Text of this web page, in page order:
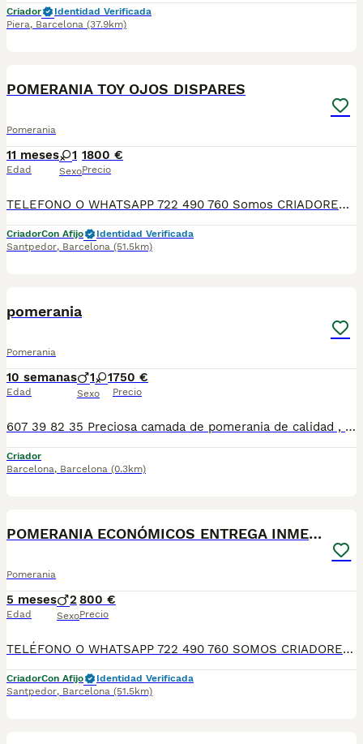
Criador
Identidad Verificada
Piera, Barcelona (37.9km)
POMERANIA TOY OJOS DISPARES
Pomerania
11 meses
Edad
1
Sexo
1800 €
Precio
TELEFONO O WHATSAPP 722 490 760 Somos CRIADORES PROFESIONALES, CON NÚCLEO ZOOLÓGICO PROPIO. Seleccionamos para tener los mejores ejemplares tanto a nivel morfología como a nivel de salud y comportamiento. Nuestros cachorros crecen en un ambiente familiar, con unas condiciones higiénico-sanitarias excepcionales y totalmente socializados, tanto con otros animales como con las personas, para garantizar su bienestar animal. No dudes en consultar sobre disponibilidad de entrega, reserva y sus características, Nuestros cachorros se entregan: DESPARASITADOS INTERNA Y EXTERNAMENTE CON SUS VACUNAS AL DÍA CORRESPONDIENTES POR EDAD CARTILLA DE VACUNACIÓN Y GARANTIA COMPLETA DE SALUD ( VÍRICAS, GENÉTICAS Y HEREDITARIASñ) POR ESCRITO! PARA MAS INFORMACIÓN, FOTOS/VIDEOS O CONSULTAS LLAMANOS O ESCRIBENOS POR WHATSAPP AL 722 490 760 POSIBILIDAD DE ENTREGA PERSONALIZADA A DOMICILIO EN TODO EL TERRITORIO NACIONAL. TELEFONO O WHATSAPP 722 490 760 SOMOS CRIADORES DIRECTOS SIN INTERMEDIARIOS! MAS DE 20 AÑOS EN EL SECTOR NOS AVALAN, VALORANDO NO SOLO LA CRIA RESPONSABLE SI NO TAMBIEN LA SELECCIÓN PARA MEJORAR LA RAZA DURANTE TODOS ESTOS AÑOS. NUESTROS CACHORROS SE ENTREGAN PREVIAMENTE REVISADOS POR UN VETERINARIO PROFESIONAL Y BAJO LOS MAS ESTRICTOS CONTROLES DE SALUD, HACEMOS HINCAPIÉ EN SU SOCIABILIZACIÓN PARA SU CORRECTO DESARROLLO NEUROLOGICO! Y OS ASESORAMOS ANTES DURANTE Y DESPUES DE LA ENTREGA PARA QUE TODO SEA LO MAS AFABLE Y FACIL POSIBLE DURANTE LA ADAPTACION! NUESTROS BEBE SE ENTREGAN A PARTIR DE LOS DOS MESES CON SUS VACUNAS AL DIA, DESPARASITADOS Y CON GARANTIAS DE SALUD, MICROCHIP Y CARTILLA DE VACUNACION! SI BUSCAS UN COMPAÑERO SANO Y EQUILIBRADO ESTE ES EL LUGAR, TE ASESORAREMOS DURANTE TODO EL PROCESO NO DUDES EN CONSULTAR POR NUESTROS PEQUES AL 722 490 760
CriadorCon Afijo
Identidad Verificada
Santpedor, Barcelona (51.5km)
pomerania
Pomerania
10 semanas
Edad
1 1
Sexo
750 €
Precio
607 39 82 35 Preciosa camada de pomerania de calidad , se entregan con minimo de dos meses y medio de edad y sus vacunas correspondientes, desparasitados interna y externamente, pasaporte y microchip, contrato de garantia de salud. preferiblemente recogida en mano pero también podemos entregar en toda España mediante transporte de alta calidad preparado para animales y con chofer particular con posibilidad de pago contra reembolso Llámanos o háblanos por whats app, Teléfono 607398235
Criador
Barcelona, Barcelona (0.3km)
POMERANIA ECONÓMICOS ENTREGA INMEDIATA
Pomerania
5 meses
Edad
2
Sexo
800 €
Precio
TELÉFONO O WHATSAPP 722 490 760 SOMOS CRIADORES DIRECTOS SIN INTERMEDIARIOS! MÁS DE 20 AÑOS EN EL SECTOR NOS AVALAN, VALORANDO TANTO LA CRIA RESPONSABLE COMO TAMBIÉN LA SELECCIÓN PARA MEJORAR LA RAZA DURANTE TODOS ESTOS AÑOS. NUESTROS CACHORROS SE ENTREGAN PREVIAMENTE REVISADOS POR NUESTRO VETERINARIO PROFESIONAL Y BAJO LOS MAS ESTRICTOS CONTROLES DE SALUD, HACEMOS HINCAPIÉ EN SU SOCIABILIZACIÓN PARA SU CORRECTO DESARROLLO NEUROLOGICO! Y OS ASESORAMOS ANTES DURANTE Y DESPUES DE LA ENTREGA PARA QUE TODO SEA LO MAS AFABLE Y FACIL POSIBLE DURANTE LA ADAPTACION! NUESTROS BEBES SE ENTREGAN A PARTIR DE LOS DOS MESES CON SUS VACUNAS AL DIA, DESPARASITADOS Y CON GARANTIAS DE SALUD, MICROCHIP Y CARTILLA DE VACUNACION! SI BUSCAS UN COMPAÑERO SANO Y EQUILIBRADO ESTE ES EL LUGAR, TE ASESORAREMOS DURANTE TODO EL PROCESO NO DUDES EN CONSULTAR POR NUESTROS PEQUES AL 722 490 760
CriadorCon Afijo
Identidad Verificada
Santpedor, Barcelona (51.5km)